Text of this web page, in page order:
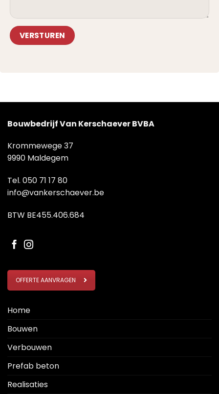
Bouwbedrijf Van Kerschaever BVBA
Krommewege 37
9990 Maldegem
Tel. 050 71 17 80
info@vankerschaever.be
BTW BE455.406.684
OFFERTE AANVRAGEN
Home
Bouwen
Verbouwen
Prefab beton
Realisaties